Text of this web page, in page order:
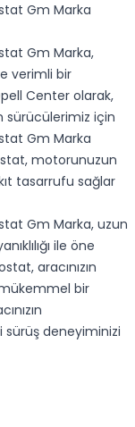
Gm Marka
Gm Marka,
verimli bir
Center olarak,
sürücülerimiz için
Gm Marka
motorunuzun
tasarrufu sağlar
Gm Marka, uzun
ile öne
aracınızın
bir
sürüş deneyiminizi